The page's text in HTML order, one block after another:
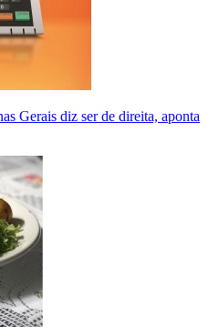
Gerais diz ser de direita, aponta